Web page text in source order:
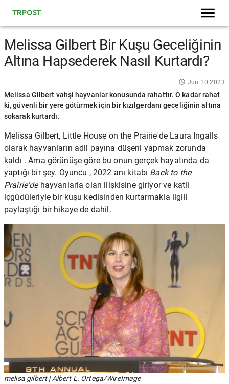
TRPOST
Melissa Gilbert Bir Kuşu Geceliğinin
Altına Hapsederek Nasıl Kurtardı?
Jun 10 2023
Melissa Gilbert vahşi hayvanlar konusunda rahattır. O kadar rahat
ki, güvenli bir yere götürmek için bir kızılgerdanı geceliğinin altına
sokarak kurtardı.
Melissa Gilbert, Little House on the Prairie'de Laura Ingalls
olarak hayvanların adil payına düşeni yapmak zorunda
kaldı . Ama görünüşe göre bu onun gerçek hayatında da
yaptığı bir şey. Oyuncu , 2022 anı kitabı Back to the
Prairie'de hayvanlarla olan ilişkisine giriyor ve katil
içgüdüleriyle bir kuşu kedisinden kurtarmakla ilgili
paylaştığı bir hikaye de dahil.
melisa gilbert | Albert L. Ortega/WireImage